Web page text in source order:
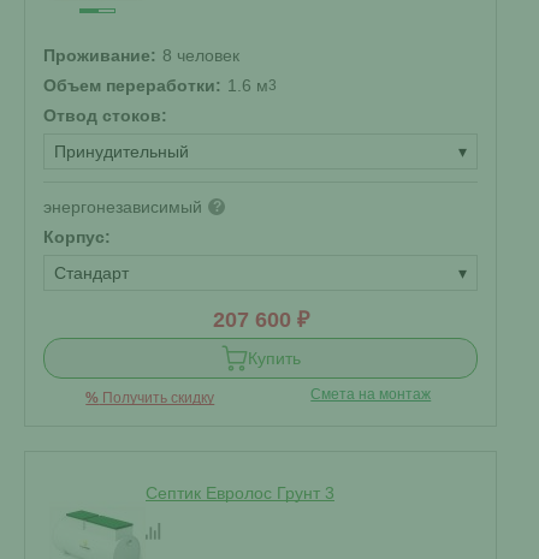
Проживание: 8 человек
Объем переработки: 1.6 м3
Отвод стоков:
Принудительный
▾
энергонезависимый ?
Корпус:
Стандарт
▾
207 600 ₽
Купить
% Получить скидку Смета на монтаж
Септик Евролос Грунт 3